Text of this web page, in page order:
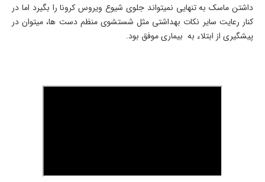
داشتن ماسک به تنهایی نمیتواند جلوی شیوع ویروس کرونا را بگیرد اما در
کنار رعایت سایر نکات بهداشتی مثل شستشوی منظم دست ها، میتوان در
پیشگیری از ابتلاء به بیماری موفق بود.